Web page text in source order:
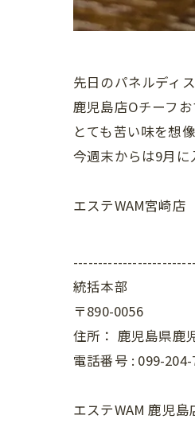
先日のパネルディ
鹿児島店Oチーフ
とても苦い味を想
今週末からは9月
エステWAM宮崎店
統括本部
〒890-0056
住所： 鹿児島県鹿
電話番号 : 099-204-
エステWAM 鹿児島